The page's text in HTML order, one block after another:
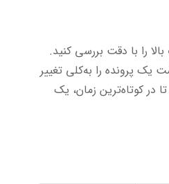
را با دقت بررسی کنید.
پرونده را به‌کلی تغییر
در کوتاه‌ترین زمان، یک